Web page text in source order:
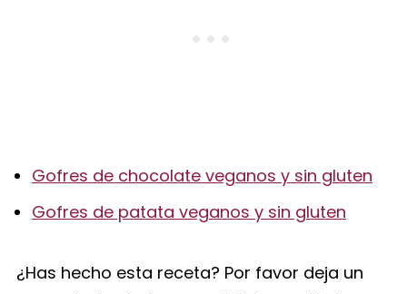
Gofres de chocolate veganos y sin gluten
Gofres de patata veganos y sin gluten
¿Has hecho esta receta? Por favor deja un